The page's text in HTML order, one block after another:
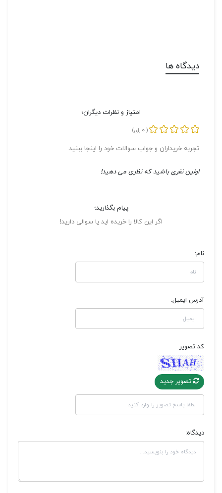
دیدگاه ها
امتیاز و نظرات دیگران؛
(
0 رای)
تجربه خریداران و جواب سوالات خود را اینجا ببنید.
اولین نفری باشید که نظری می دهید!
پیام بگذارید؛
اگر این کالا را خریده اید یا سوالی دارید!
نام:
آدرس ایمیل:
کد تصویر
تصویر جدید
دیدگاه: